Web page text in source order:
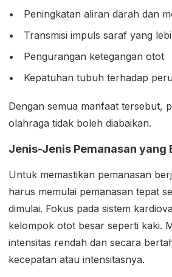
Peningkatan aliran darah dan
Transmisi impuls saraf yang
Pengurangan ketegangan otot
Kepatuhan tubuh terhadap
Dengan semua manfaat tersebut,
olahraga tidak boleh diabaikan.
Jenis-Jenis Pemanasan yang
Untuk memastikan pemanasan
harus memulai pemanasan tepat
dimulai. Fokus pada sistem
kelompok otot besar seperti kaki.
intensitas rendah dan secara
kecepatan atau intensitasnya.